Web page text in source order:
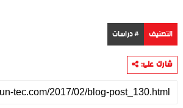
التصنيف # دراسات
شارك على: